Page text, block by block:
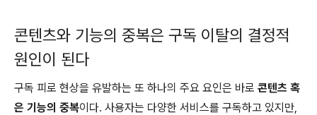
콘텐츠와 기능의 중복은 구독 이탈의 결정적
원인이 된다
구독 피로 현상을 유발하는 또 하나의 주요 요인은 바로 콘텐츠 혹
은 기능의 중복이다. 사용자는 다양한 서비스를 구독하고 있지만,